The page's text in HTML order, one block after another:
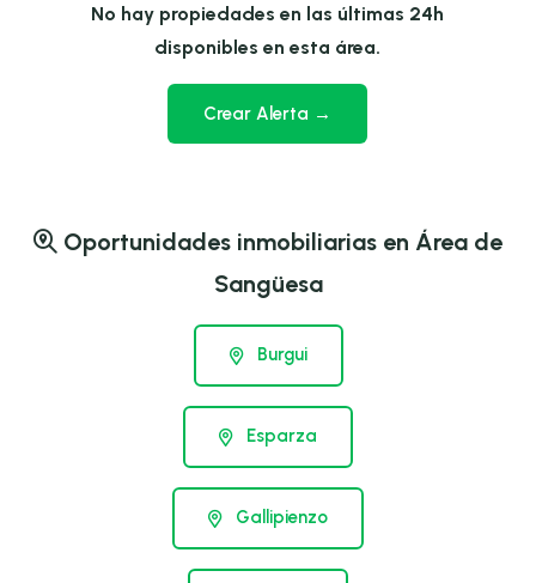
No hay propiedades en las últimas 24h
disponibles en esta área.
Crear Alerta →
Oportunidades inmobiliarias en Área de
Sangüesa
Burgui
Esparza
Gallipienzo